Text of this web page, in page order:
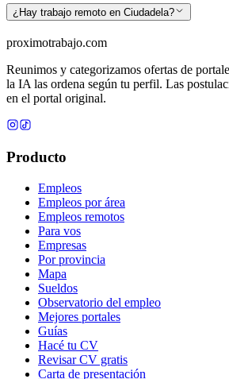
¿Hay trabajo remoto en Ciudadela?
proximotrabajo.com
Reunimos y categorizamos ofertas de
la IA las ordena según tu perfil. Las
en el portal original.
Producto
Empleos
Empleos por área
Empleos remotos
Para vos
Empresas
Por provincia
Mapa
Sueldos
Observatorio del empleo
Mejores portales
Guías
Hacé tu CV
Revisar CV gratis
Carta de presentación